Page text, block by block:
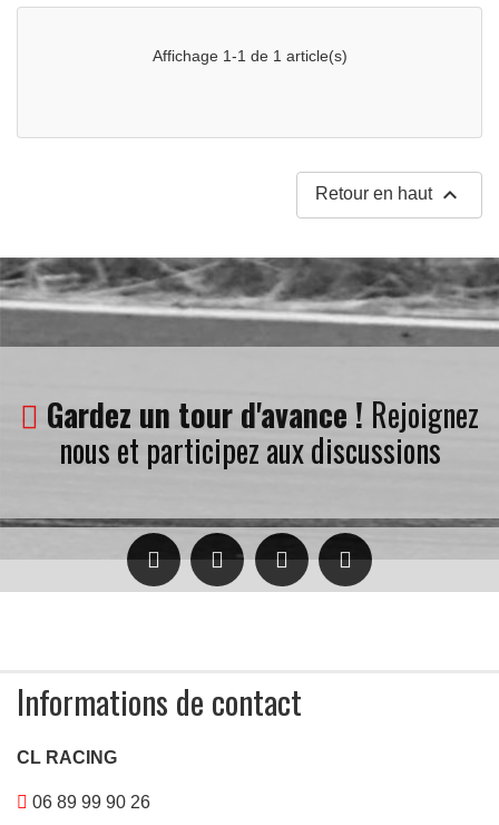
Affichage 1-1 de 1 article(s)
Retour en haut 
Gardez un tour d'avance ! Rejoignez
nous et participez aux discussions
Informations de contact
CL RACING
06 89 99 90 26